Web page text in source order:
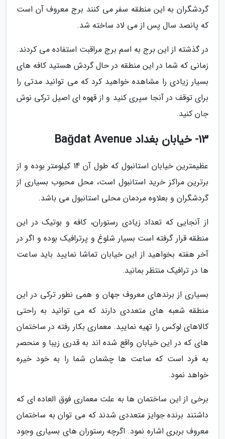
گردشگران به این منطقه سفر می کنند برج معروف آن است
که پانصد سال پس از می لاد ساخته شد.
در گذشته از این برج به اسم برج مراقبت استفاده می کردند.
زمانی که شما در این منطقه در حال گردش هستید کافه های
بسیار زیادی را مشاهده خواهید کرد که می توانید مدتی را
برای توقف در آنجا سپری کنید و از قهوه ای اصیل ترکی نوش
جان کنید.
13- خیابان بغداد Bağdat Avenue
عظیمترین خیابان استانبول که طول آن 14 کیلومتر بوده و از
برترین مراکز خرید استانبول است، محل محبوب بسیاری از
گردشگران و بعلاوه مردمان محلی استانبول می باشد.
از آنجایی که تعداد زیادی رستوران، کافه و بوتیک در این
منطقه قرار گرفته است بسیار شلوغ و پرترافیک بوده و اگر در
آخر هفته بخواهید از این خیابان تماشا نمایید باید ساعت
ها در ترافیک منتظر بمانید.
بسیاری از برندهای معروف جهان و همی نطور ترکی در این
منطقه شعبه های متعددی دارند که می توانید به راحتی
کالاهای لوکس را تهیه نمایید. معماری بکار رفته در ساختمان
های که در این خیابان واقع شده اند به قدری زیبا و منحصر
به فرد است که ساعت ها چشمان شما را به خود خیره
خواهد نمود.
برخی از این ساختمان ها به علت معماری فوق العاده ای که
داشتند برنده جوایز متعددی شدند که می توان به ساختمان
معروف بربری اشاره نمود. اگرچه رستوران های بسیاری وجود